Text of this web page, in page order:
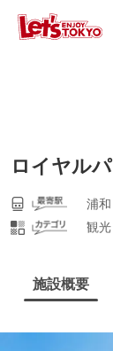
ロイヤル
浦和
観
施設概要